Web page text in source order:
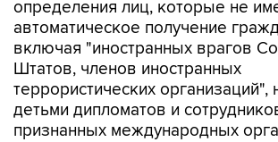
определения лиц, которые не
автоматическое получение
включая "иностранных врагов
Штатов, членов иностранных
террористических организаций",
детьми дипломатов и
признанных международных